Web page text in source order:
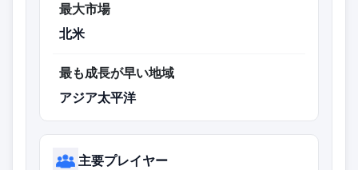
最大市場
北米
最も成長が早い地域
アジア太平洋
主要プレイヤー